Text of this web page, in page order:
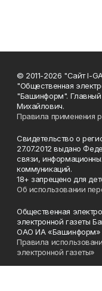
© 2011-2026 "Сайт I-
"Общественная
"Башинформ".
Михайлович.
Правила применения
Свидетельство о
27.07.2012 выдано
связи,
коммуникаций.
18+ запрещено для
Об использовании
Общественная
электронной газеты
ОАО ИА «Башинформ»
Правила
электронной газеты»